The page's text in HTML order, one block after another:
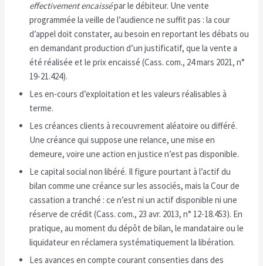
effectivement encaissépar le débiteur. Une vente
programmée la veille de l’audience ne suffit pas : la cour
d’appel doit constater, au besoin en reportant les débats ou
en demandant production d’un justificatif, que la vente a
été réalisée et le prix encaissé (Cass. com., 24 mars 2021, n°
19-21.424).
Les en-cours d’exploitation et les valeurs réalisables à
terme.
Les créances clients à recouvrement aléatoire ou différé.
Une créance qui suppose une relance, une mise en
demeure, voire une action en justice n’est pas disponible.
Le capital social non libéré. Il figure pourtant à l’actif du
bilan comme une créance sur les associés, mais la Cour de
cassation a tranché : ce n’est ni un actif disponible ni une
réserve de crédit (Cass. com., 23 avr. 2013, n° 12-18.453). En
pratique, au moment du dépôt de bilan, le mandataire ou le
liquidateur en réclamera systématiquement la libération.
Les avances en compte courant consenties dans des